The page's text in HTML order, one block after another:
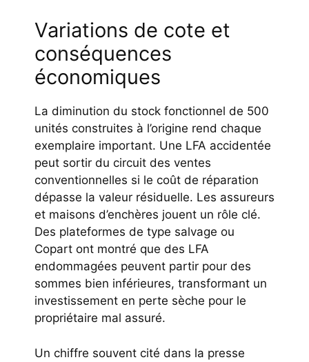
Variations de cote et
conséquences
économiques
La diminution du stock fonctionnel de 500
unités construites à l’origine rend chaque
exemplaire important. Une LFA accidentée
peut sortir du circuit des ventes
conventionnelles si le coût de réparation
dépasse la valeur résiduelle. Les assureurs
et maisons d’enchères jouent un rôle clé.
Des plateformes de type salvage ou
Copart ont montré que des LFA
endommagées peuvent partir pour des
sommes bien inférieures, transformant un
investissement en perte sèche pour le
propriétaire mal assuré.
Un chiffre souvent cité dans la presse